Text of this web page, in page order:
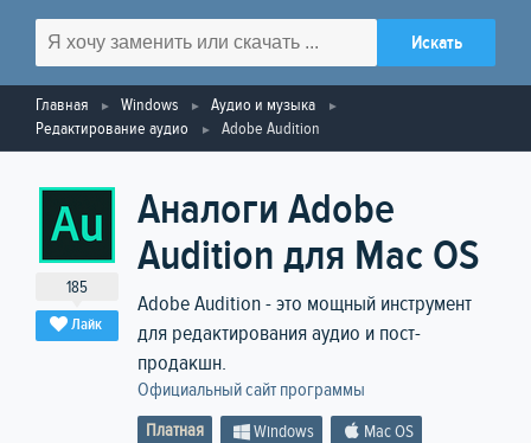
Главная Windows
Аудио и музыка
Редактирование аудио
Adobe Audition
185
Лайк
Аналоги Adobe
Audition для Mac OS
Adobe Audition - это мощный инструмент
для редактирования аудио и пост-
продакшн.
Официальный сайт программы
Платная Windows Mac OS